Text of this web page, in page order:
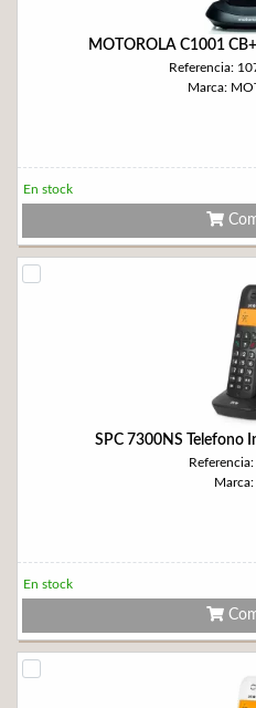
MOTOROLA C1001
Referencia:
Marca:
En stock
SPC 7300NS Telefono
Marca:
En stock